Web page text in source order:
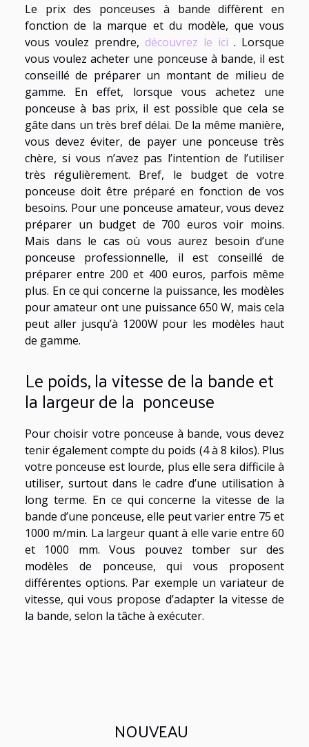
Le prix des ponceuses à bande diffèrent en
fonction de la marque et du modèle, que vous
vous voulez prendre, découvrez le ici . Lorsque
vous voulez acheter une ponceuse à bande, il est
conseillé de préparer un montant de milieu de
gamme. En effet, lorsque vous achetez une
ponceuse à bas prix, il est possible que cela se
gâte dans un très bref délai. De la même manière,
vous devez éviter, de payer une ponceuse très
chère, si vous n’avez pas l’intention de l’utiliser
très régulièrement. Bref, le budget de votre
ponceuse doit être préparé en fonction de vos
besoins. Pour une ponceuse amateur, vous devez
préparer un budget de 700 euros voir moins.
Mais dans le cas où vous aurez besoin d’une
ponceuse professionnelle, il est conseillé de
préparer entre 200 et 400 euros, parfois même
plus. En ce qui concerne la puissance, les modèles
pour amateur ont une puissance 650 W, mais cela
peut aller jusqu’à 1200W pour les modèles haut
de gamme.
Le poids, la vitesse de la bande et
la largeur de la ponceuse
Pour choisir votre ponceuse à bande, vous devez
tenir également compte du poids (4 à 8 kilos). Plus
votre ponceuse est lourde, plus elle sera difficile à
utiliser, surtout dans le cadre d’une utilisation à
long terme. En ce qui concerne la vitesse de la
bande d’une ponceuse, elle peut varier entre 75 et
1000 m/min. La largeur quant à elle varie entre 60
et 1000 mm. Vous pouvez tomber sur des
modèles de ponceuse, qui vous proposent
différentes options. Par exemple un variateur de
vitesse, qui vous propose d’adapter la vitesse de
la bande, selon la tâche à exécuter.
NOUVEAU